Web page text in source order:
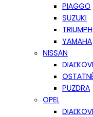
PIAGGO
SUZUKI
TRIUMPH
YAMAHA
NISSAN
PUZDRA
OPEL